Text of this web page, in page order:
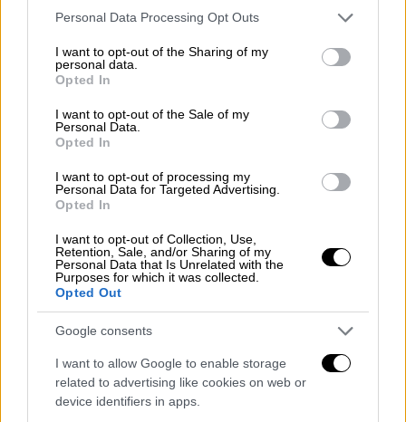
Please note that this website/app uses one or more Google
not limited to your visit or usage behaviour. You may click to
grant or deny consent to Google and its third-party tags to
use your data for below specified purposes in below Google
consent section.
Personal Data Processing Opt Outs
I want to opt-out of the Sharing of my
personal data.
Opted In
I want to opt-out of the Sale of my
Personal Data.
Opted In
I want to opt-out of processing my
Personal Data for Targeted Advertising.
Opted In
I want to opt-out of Collection, Use,
Retention, Sale, and/or Sharing of my
Personal Data that Is Unrelated with the
Purposes for which it was collected.
Opted Out
Google consents
I want to allow Google to enable storage
related to advertising like cookies on web or
device identifiers in apps.
Με το τέλος της αναμέτρησης επικράτησε
πανδαιμόνιο στο γήπεδο. Πολλοί φίλοι της
ΑΕΚ μπήκαν στον αγωνιστικό χώρο για να
πανηγυρίσουν μαζί με τους ποδοσφαιριστές
τίτλου. Ο ιδιοκτήτης της ομάδας Μάριος
Ηλιόπουλος ήταν κεντρικό πρόσωπο στο